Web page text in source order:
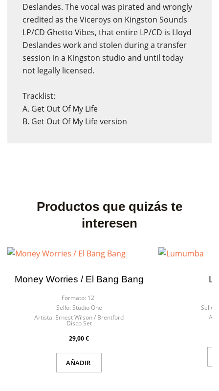
Deslandes. The vocal was pirated and wrongly
credited as the Viceroys on Kingston Sounds
LP/CD Ghetto Vibes, that entire LP/CD is Lloyd
Deslandes work and stolen during a transfer
session in a Kingston studio and until today
not legally licensed.
Tracklist:
A. Get Out Of My Life
B. Get Out Of My Life version
Productos que quizás te
interesen
Money Worries / El Bang Bang
Formato: 12"
Sello: Studio One
Artista: Ernest Wilson / Brentford
Disco Set
29,00 €
AÑADIR
Sello: